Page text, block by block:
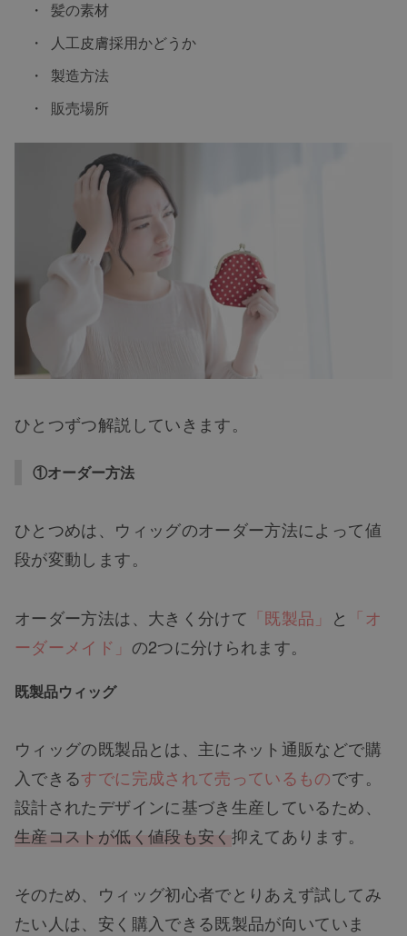
髪の素材
人工皮膚採用かどうか
製造方法
販売場所
ひとつずつ解説していきます。
①オーダー方法
ひとつめは、ウィッグのオーダー方法によって値
段が変動します。
オーダー方法は、大きく分けて 「既製品」 と 「オ
ーダーメイド」 の2つに分けられます。
既製品ウィッグ
ウィッグの既製品とは、主にネット通販などで購
入できるすでに完成されて売っているものです。
設計されたデザインに基づき生産しているため、
生産コストが低く値段も安く 抑えてあります。
そのため、ウィッグ初心者でとりあえず試してみ
たい人は、安く購入できる既製品が向いていま